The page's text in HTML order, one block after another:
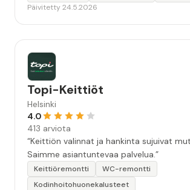
Päivitetty 24.5.2026
Topi-Keittiöt
Helsinki
4.0
413 arviota
“Keittiön valinnat ja hankinta sujuivat
Saimme asiantuntevaa palvelua.”
Keittiöremontti
WC-remontti
Kodinhoitohuonekalusteet